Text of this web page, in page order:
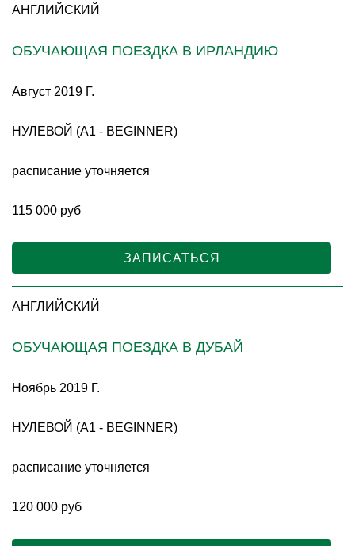
АНГЛИЙСКИЙ
ОБУЧАЮЩАЯ ПОЕЗДКА В ИРЛАНДИЮ
Август 2019 Г.
НУЛЕВОЙ (A1 - BEGINNER)
расписание уточняется
115 000 руб
ЗАПИСАТЬСЯ
АНГЛИЙСКИЙ
ОБУЧАЮЩАЯ ПОЕЗДКА В ДУБАЙ
Ноябрь 2019 Г.
НУЛЕВОЙ (A1 - BEGINNER)
расписание уточняется
120 000 руб